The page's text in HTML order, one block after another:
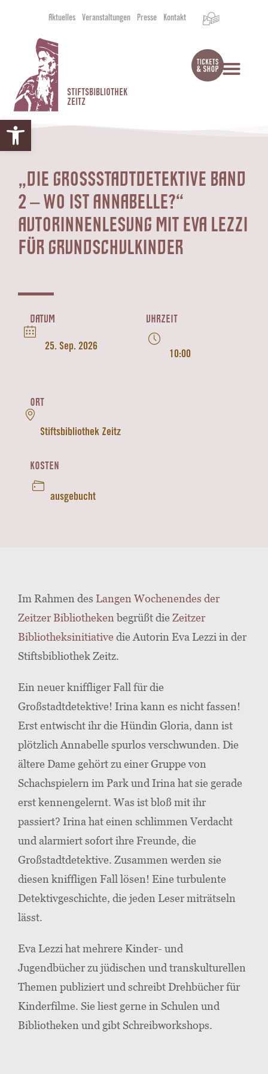
Werkzeugleiste öffnen
Aktuelles Veranstaltungen Presse Kontakt
STIFTSBIBLIOTHEK
ZEITZ
„DIE GROSSSTADTDETEKTIVE BAND 2
– WO IST ANNABELLE?“ A
UTORINNENLESUNG MIT EVA LEZZI F
ÜR GRUNDSCHULKINDER
DATUM
25. Sep. 2026
UHRZEIT
10:00
ORT
Stiftsbibliothek Zeitz
KOSTEN
ausgebucht
Im Rahmen des Langen Wochenendes der
Zeitzer Bibliotheken begrüßt die Zeitzer
Bibliotheksinitiative die Autorin Eva Lezzi in der
Stiftsbibliothek Zeitz.
Ein neuer kniffliger Fall für die
Großstadtdetektive! Irina kann es nicht fassen!
Erst entwischt ihr die Hündin Gloria, dann ist
plötzlich Annabelle spurlos verschwunden. Die
ältere Dame gehört zu einer Gruppe von
Schachspielern im Park und Irina hat sie gerade
erst kennengelernt. Was ist bloß mit ihr
passiert? Irina hat einen schlimmen Verdacht
und alarmiert sofort ihre Freunde, die
Großstadtdetektive. Zusammen werden sie
diesen kniffligen Fall lösen! Eine turbulente
Detektivgeschichte, die jeden Leser miträtseln
lässt.
Eva Lezzi hat mehrere Kinder- und
Jugendbücher zu jüdischen und transkulturellen
Themen publiziert und schreibt Drehbücher für
Kinderfilme. Sie liest gerne in Schulen und
Bibliotheken und gibt Schreibworkshops.